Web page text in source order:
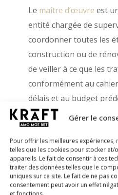
Gérer le
Pour offrir les meilleures
telles que les cookies pour stocker
appareils. Le fait de consentir à ces
traiter des données telles que le
uniques sur ce site. Le fait de ne pas
consentement peut avoir un effet
Le maître d’œuvre est
entité chargée de
coordonner toutes les
construction ou de
de veiller à ce que les
conformément au
délais et au budget
d’œuvre peut être un
indépendant, un cabinet
spécialisée.
Sa mission principale
l’interlocuteur unique
d’ouvrage) et les